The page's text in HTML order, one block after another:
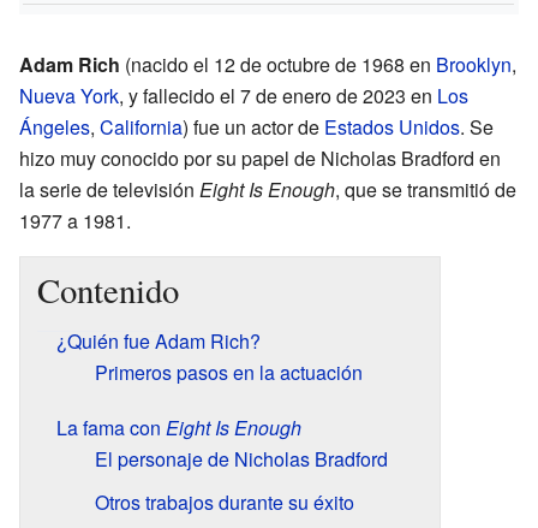
Adam Rich (nacido el 12 de octubre de 1968 en Brooklyn,
Nueva York, y fallecido el 7 de enero de 2023 en Los
Ángeles, California) fue un actor de Estados Unidos. Se
hizo muy conocido por su papel de Nicholas Bradford en
la serie de televisión Eight Is Enough, que se transmitió de
1977 a 1981.
Contenido
¿Quién fue Adam Rich?
Primeros pasos en la actuación
La fama con Eight Is Enough
El personaje de Nicholas Bradford
Otros trabajos durante su éxito